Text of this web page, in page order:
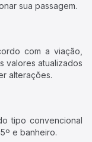
sua passagem.
com a viação,
valores atualizados
alterações.
tipo convencional
e banheiro.